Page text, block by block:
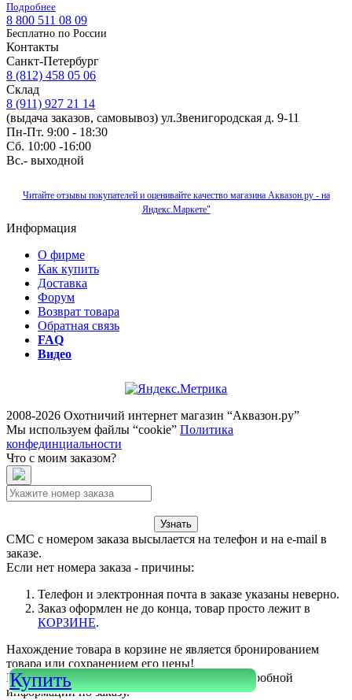
Купить
Подробнее
8 800 511 08 09
Бесплатно по Роcсии
Контакты
Санкт-Петербург
8 (812) 458 05 06
Склад
8 (911) 927 21 14
(выдача заказов, самовывоз) ул.Звенигородская д. 9-11
Пн-Пт. 9:00 - 18:30
Сб. 10:00 -16:00
Вс.- выходной
Читайте отзывы покупателей и оценивайте качество магазина Аквазон.ру - на
Яндекс.Маркете"
Информация
О фирме
Как купить
Доставка
Форум
Возврат товара
Обратная связь
FAQ
Видео
2008-2026 Охотничий интернет магазин “Аквазон.ру”
Мы используем файлы “cookie” Политика
конфединциальности
Что с моим заказом?
Узнать
СМС с номером заказа высылается на телефон и на e-mail в
заказе.
Если нет номера заказа - причины:
Телефон и электронная почта в заказе указаны неверно.
Заказ оформлен не до конца, товар просто лежит в
КОРЗИНЕ.
Нахождение товара в корзине не является бронированием
товара или сохранением его цены!
Или войдите в свой
для более подробной
информации по заказу.